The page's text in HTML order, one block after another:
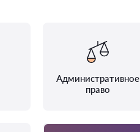
Административное
право